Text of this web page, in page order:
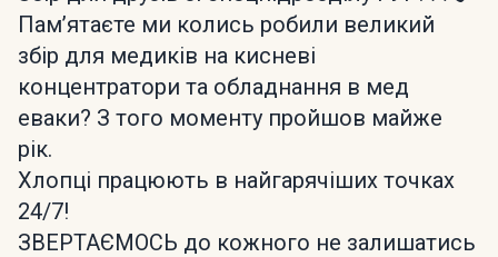
Памʼятаєте ми колись робили великий
збір для медиків на кисневі
концентратори та обладнання в мед
еваки? З того моменту пройшов майже
рік.
Хлопці працюють в найгарячіших точках
24/7!
ЗВЕРТАЄМОСЬ до кожного не залишатись